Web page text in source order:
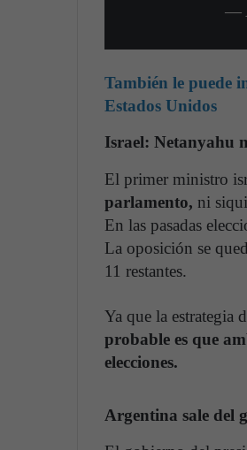
—
También le puede
Estados Unidos
Israel: Netanyahu
El primer ministro
parlamento, ni
En las pasadas
La oposición se
11 restantes.
Ya que la estrategia
probable es que
elecciones.
Argentina sale del